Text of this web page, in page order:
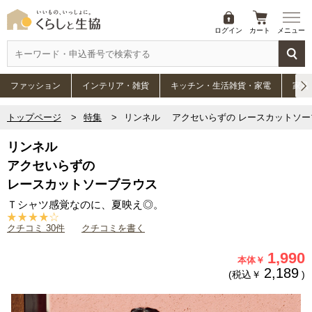
ログイン カート メニュー
ファッション インテリア・雑貨 キッチン・生活雑貨・家電 家具
トップページ 特集 リンネル アクセいらずの レースカットソー
リンネル
アクセいらずの
レースカットソーブラウス
Ｔシャツ感覚なのに、夏映え◎。
クチコミ 30件 クチコミを書く
本体￥ 1,990
(税込￥ 2,189 )